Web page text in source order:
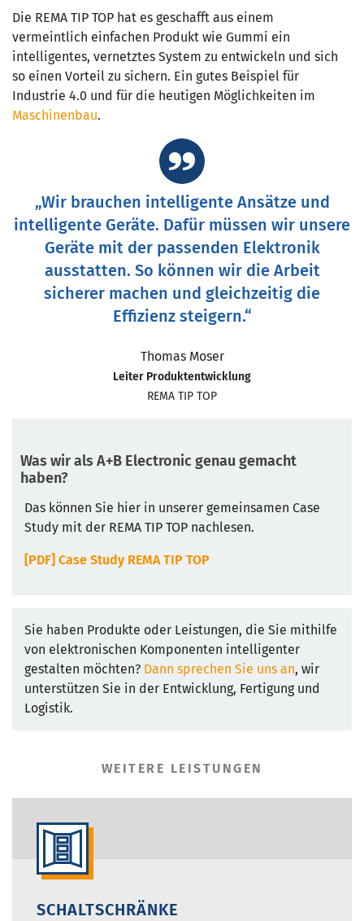
Die REMA TIP TOP hat es geschafft aus einem
vermeintlich einfachen Produkt wie Gummi ein
intelligentes, vernetztes System zu entwickeln und sich
so einen Vorteil zu sichern. Ein gutes Beispiel für
Industrie 4.0 und für die heutigen Möglichkeiten im
Maschinenbau.
„Wir brauchen intelligente Ansätze und
intelligente Geräte. Dafür müssen wir unsere
Geräte mit der passenden Elektronik
ausstatten. So können wir die Arbeit
sicherer machen und gleichzeitig die
Effizienz steigern.“
Thomas Moser
Leiter Produktentwicklung
REMA TIP TOP
Was wir als A+B Electronic genau gemacht
haben?
Das können Sie hier in unserer gemeinsamen Case
Study mit der REMA TIP TOP nachlesen.
[PDF] Case Study REMA TIP TOP
Sie haben Produkte oder Leistungen, die Sie mithilfe
von elektronischen Komponenten intelligenter
gestalten möchten? Dann sprechen Sie uns an, wir
unterstützen Sie in der Entwicklung, Fertigung und
Logistik.
WEITERE LEISTUNGEN
SCHALTSCHRÄNKE